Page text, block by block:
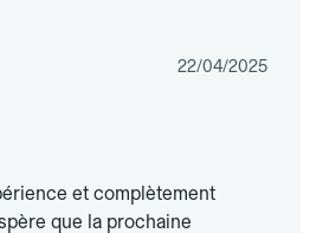
22/04/2025
et complètement
que la prochaine